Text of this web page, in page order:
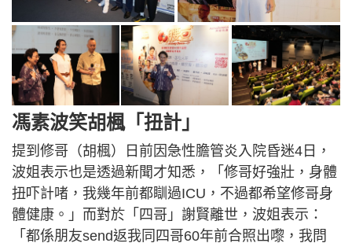
馮素波笑胡楓「扭計」
提到修哥（胡楓）日前因急性膽管炎入院昏迷4日，
波姐表示也是透過新聞才知悉，「修哥好強壯，身體
扭吓計啫，我幾年前都瞓過ICU，不過都希望修哥身
體健康。」而對於「四哥」謝賢離世，波姐表示：
「都係朋友send返我同四哥60年前合照出嚟，我問